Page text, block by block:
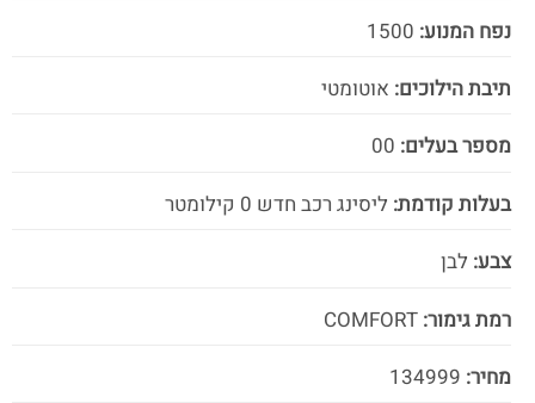
נפח המנוע:
תיבת הילוכים: אוטומטי
מספר בעלים:
בעלות קודמת: ליסינג רכב חדש 0 קילומטר
צבע: לבן
רמת גימור:
מחיר: